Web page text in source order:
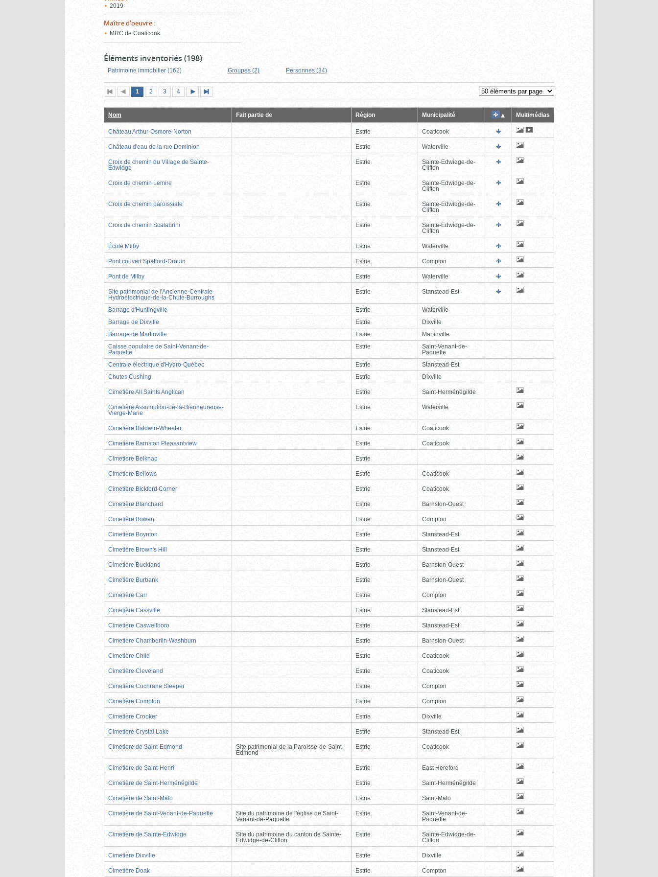
2019
Maître d'oeuvre :
MRC de Coaticook
Éléments inventoriés (198)
Patrimoine immobilier (162) Groupes (2) Personnes (34)
Première
page
Page
précédente
Page
1 (page
actuelle)
Page
2 Page
3 Page
4
suivante
page
Nom Fait partie de Région Municipalité Multimédias
Château Arthur-Osmore-Norton Estrie Coaticook
Château d'eau de la rue Dominion Estrie Waterville
Croix de chemin du Village de Sainte-
Edwidge
Estrie
Sainte-Edwidge-de-
Clifton
Croix de chemin Lemire Estrie
Sainte-Edwidge-de-
Clifton
Croix de chemin paroissiale Estrie
Sainte-Edwidge-de-
Clifton
Croix de chemin Scalabrini Estrie
Sainte-Edwidge-de-
Clifton
École Milby Estrie Waterville
Pont couvert Spafford-Drouin Estrie Compton
Pont de Milby Estrie Waterville
Site patrimonial de l'Ancienne-Centrale-
Hydroélectrique-de-la-Chute-Burroughs
Estrie Stanstead-Est
Barrage d'Huntingville Estrie
Waterville
Barrage de Dixville
Estrie
Dixville
Barrage de Martinville
Estrie
Martinville
Caisse populaire de Saint-Venant-de-
Paquette
Estrie
Saint-Venant-de-
Paquette
Centrale électrique d'Hydro-Québec
Estrie
Stanstead-Est
Chutes Cushing
Estrie Dixville
Cimetière All Saints Anglican Estrie Saint-Herménégilde
Cimetière Assomption-de-la-Bienheureuse-
Vierge-Marie
Estrie Waterville
Cimetière Baldwin-Wheeler Estrie Coaticook
Cimetière Barnston Pleasantview Estrie Coaticook
Cimetière Belknap Estrie
Cimetière Bellows Estrie Coaticook
Cimetière Bickford Corner Estrie Coaticook
Cimetière Blanchard Estrie Barnston-Ouest
Cimetière Bowen Estrie Compton
Cimetière Boynton Estrie Stanstead-Est
Cimetière Brown's Hill Estrie Stanstead-Est
Cimetière Buckland Estrie Barnston-Ouest
Cimetière Burbank Estrie Barnston-Ouest
Cimetière Carr Estrie Compton
Cimetière Cassville Estrie Stanstead-Est
Cimetière Caswellboro Estrie Stanstead-Est
Cimetière Chamberlin-Washburn Estrie Barnston-Ouest
Cimetière Child Estrie Coaticook
Cimetière Cleveland Estrie Coaticook
Cimetière Cochrane Sleeper Estrie Compton
Cimetière Compton Estrie Compton
Cimetière Crooker Estrie Dixville
Cimetière Crystal Lake Estrie Stanstead-Est
Cimetière de Saint-Edmond
Site patrimonial de la Paroisse-de-Saint-
Edmond
Estrie Coaticook
Cimetière de Saint-Henri Estrie East Hereford
Cimetière de Saint-Herménégilde Estrie Saint-Herménégilde
Cimetière de Saint-Malo Estrie Saint-Malo
Cimetière de Saint-Venant-de-Paquette
Site du patrimoine de l'église de Saint-
Venant-de-Paquette
Estrie
Saint-Venant-de-
Paquette
Cimetière de Sainte-Edwidge
Site du patrimoine du canton de Sainte-
Edwidge-de-Clifton
Estrie
Sainte-Edwidge-de-
Clifton
Cimetière Dixville Estrie Dixville
Cimetière Doak Estrie Compton